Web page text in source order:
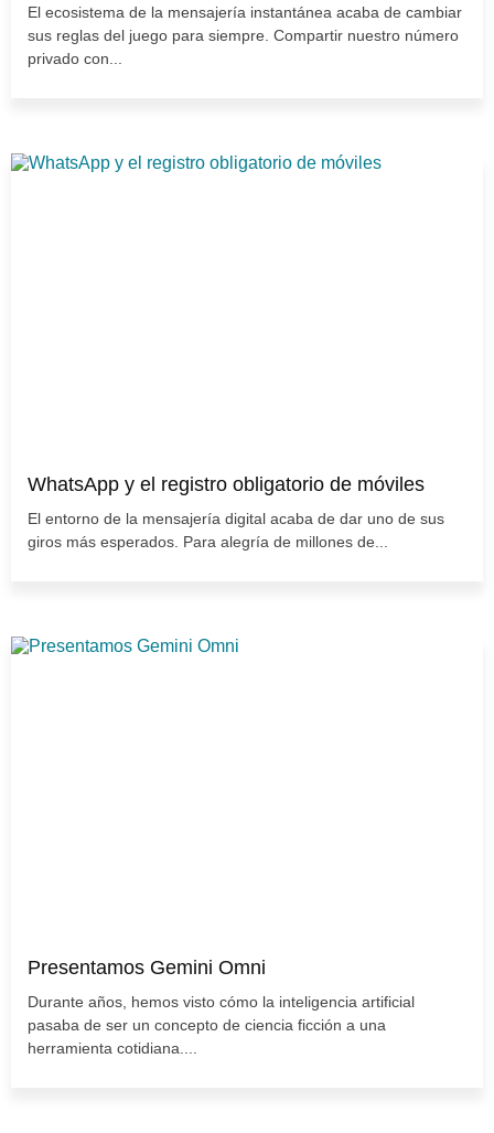
El ecosistema de la mensajería instantánea acaba de cambiar
sus reglas del juego para siempre. Compartir nuestro número
privado con...
WhatsApp y el registro obligatorio de móviles
El entorno de la mensajería digital acaba de dar uno de sus
giros más esperados. Para alegría de millones de...
Presentamos Gemini Omni
Durante años, hemos visto cómo la inteligencia artificial
pasaba de ser un concepto de ciencia ficción a una
herramienta cotidiana....